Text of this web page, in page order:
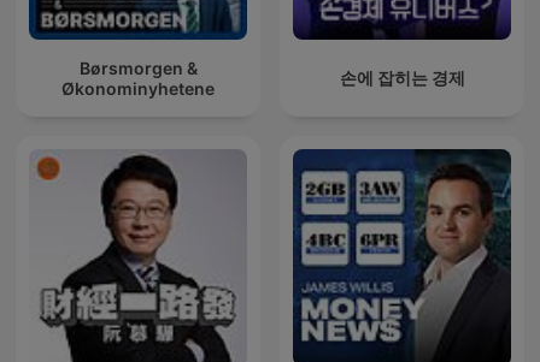
Børsmorgen &
Økonominyhetene
손에 잡히는 경제